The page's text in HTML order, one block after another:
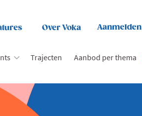
Over Voka Aanmelden
Trajecten Aanbod per thema